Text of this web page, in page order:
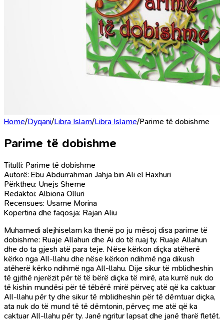
Home/Dyqani/Libra Islam/Libra Islame/Parime të dobishme
Parime të dobishme
Titulli: Parime të dobishme
Autorë: Ebu Abdurrahman Jahja bin Ali el Haxhuri
Përktheu: Unejs Sheme
Redaktoi: Albiona Olluri
Recensues: Usame Morina
Kopertina dhe faqosja: Rajan Aliu
Muhamedi alejhiselam ka thenë po ju mësoj disa parime të
dobishme: Ruaje Allahun dhe Ai do të ruaj ty. Ruaje Allahun
dhe do ta gjesh atë para teje. Nëse kërkon diçka atëherë
kërko nga All-llahu dhe nëse kërkon ndihmë nga dikush
atëherë kërko ndihmë nga All-llahu. Dije sikur të mblidheshin
të gjithë njerëzit për të të bërë diçka të mirë, ata kurrë nuk do
të kishin mundësi për të tëbërë mirë përveç atë që ka caktuar
All-llahu për ty dhe sikur të mblidheshin për të dëmtuar diçka,
ata nuk do të mund të të dëmtonin, përveç me atë që ka
caktuar All-llahu për ty. Janë ngritur lapsat dhe janë tharë fletët.